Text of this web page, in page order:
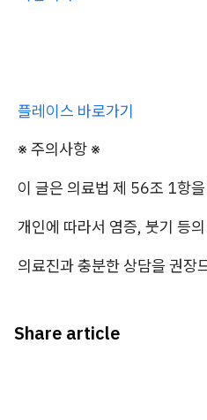
플레이스 바로가기
※ 주의사항 ※
이 글은 의료법 제 56조 1항
개인에 따라서 염증, 붓기 등
의료진과 충분한 상담을 권장
Share article